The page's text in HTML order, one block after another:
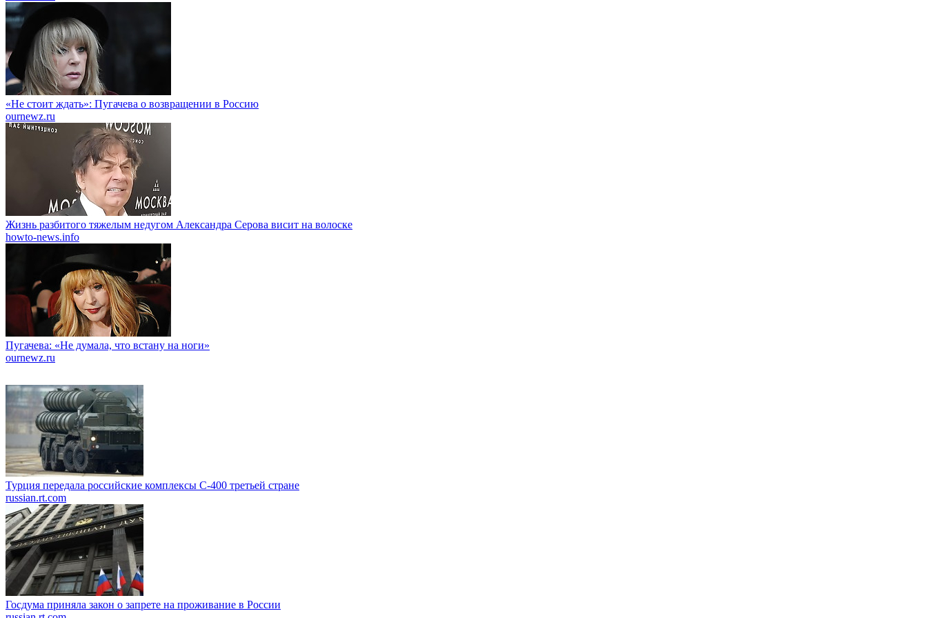
«Не стоит ждать»: Пугачева о возвращении в Россию
ournewz.ru
Жизнь разбитого тяжелым недугом Александра Серова висит на волоске
howto-news.info
Пугачева: «Не думала, что встану на ноги»
ournewz.ru
Турция передала российские комплексы С-400 третьей стране
russian.rt.com
Госдума приняла закон о запрете на проживание в России